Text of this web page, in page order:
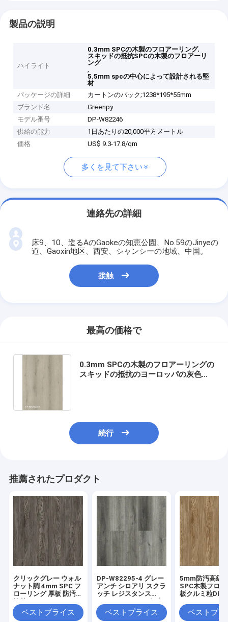
製品の説明
ハイライト
0.3mm SPCの木製のフロアーリング,
スキッドの抵抗SPCの木製のフロアーリ
ング
,
5.5mm spcの中心によって設計される堅
材
パッケージの詳細
カートンのパック;1238*195*55mm
ブランド名
Greenpy
モデル番号
DP-W82246
供給の能力
1日あたりの20,000平方メートル
価格
US$ 9.3-17.8/qm
多くを見て下さい
連絡先の詳細
床9、10、造るAのGaokeの知恵公園、No.59のJinyeの
道、Gaoxin地区、西安、シャンシーの地域、中国。
接触
最高の価格で
0.3mm SPCの木製のフロアーリングの
スキッドの抵抗のヨーロッパの灰色の
続行
推薦されたプロダクト
クリックグレー ウォル
ナット調 4mm SPC フ
ローリング 厚板 防汚
ベストプライス
DP-W82295-4 グレー
アンチ シロアリ スクラ
ッチ レジスタンス
ランク ポジターノ オー
ク
ベストプライス
5mm防汚高級
SPC木製フロ
板クルミ粒DP-
ベストプラ